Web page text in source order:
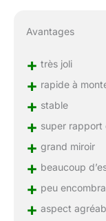
Avantages
+ très joli
+ rapide à
+ stable
+ super rapport
+ grand miroir
+ beaucoup
+ peu
+ aspect